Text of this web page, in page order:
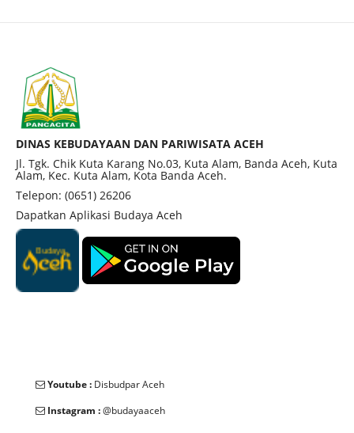
DINAS KEBUDAYAAN DAN PARIWISATA ACEH
Jl. Tgk. Chik Kuta Karang No.03, Kuta Alam, Banda Aceh, Kuta
Alam, Kec. Kuta Alam, Kota Banda Aceh.
Telepon: (0651) 26206
Dapatkan Aplikasi Budaya Aceh
Youtube : Disbudpar Aceh
Instagram :@budayaaceh